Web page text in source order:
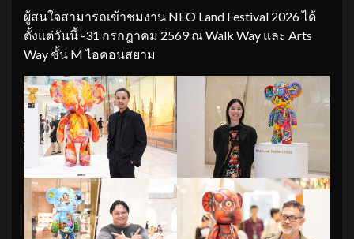
ผู้สนใจสามารถเข้าชมงาน NEO Land Festival 2026 ได้
ตั้งแต่วันนี้ -31 กรกฎาคม 2569 ณ Walk Way และ Arts
Way ชั้น M ไอคอนสยาม